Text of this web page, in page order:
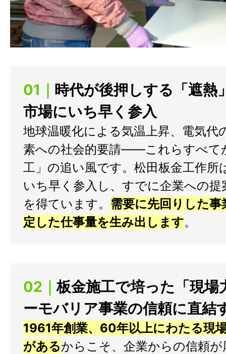
01｜ 時代が後押しする「遮熱
市場にいち早く参入
地球温暖化による気温上昇、電気代
素への社会的要請——これらすべて
工」の追い風です。松田板金工作所
いち早く参入し、すでに企業への提
を得ています。 需要に先回りした事
定した仕事量を生み出します。
02｜板金施工で培った「現場
ーモバリア事業の信頼に直結
1961年創業、60年以上にわたる現
があるからこそ、企業からの信頼